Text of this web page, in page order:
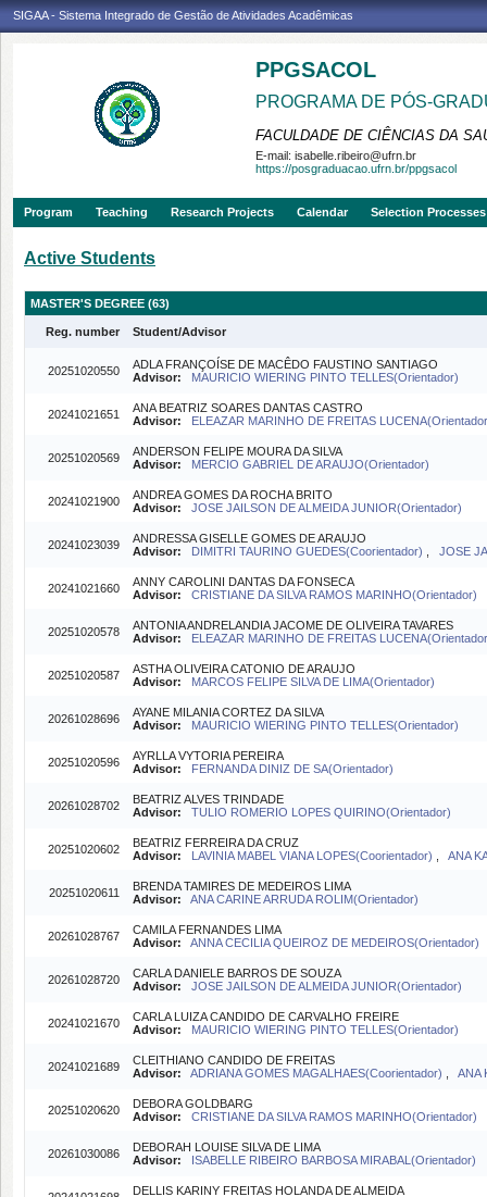
SIGAA - Sistema Integrado de Gestão de Atividades Acadêmicas
PPGSACOL
PROGRAMA DE PÓS-
FACULDADE DE CIÊNCIAS DA
E-mail: isabelle.ribeiro@ufrn.br
https://posgraduacao.ufrn.br/ppgsacol
Program Teaching Research Projects Calendar Selection Processes
Active Students
MASTER'S DEGREE (63)
Reg. number Student/Advisor
20251020550
ADLA FRANÇOÍSE DE MACÊDO FAUSTINO SANTIAGO
Advisor:
MAURICIO WIERING PINTO TELLES(Orientador)
20241021651
ANA BEATRIZ SOARES DANTAS CASTRO
Advisor:
ELEAZAR MARINHO DE FREITAS
20251020569
ANDERSON FELIPE MOURA DA SILVA
Advisor:
MERCIO GABRIEL DE ARAUJO(Orientador)
20241021900
ANDREA GOMES DA ROCHA BRITO
Advisor:
JOSE JAILSON DE ALMEIDA JUNIOR(Orientador)
20241023039
ANDRESSA GISELLE GOMES DE ARAUJO
Advisor:
DIMITRI TAURINO GUEDES(Coorientador) JOSE
20241021660
ANNY CAROLINI DANTAS DA FONSECA
Advisor:
CRISTIANE DA SILVA RAMOS MARINHO(Orientador)
20251020578
ANTONIA ANDRELANDIA JACOME DE OLIVEIRA TAVARES
Advisor:
ELEAZAR MARINHO DE FREITAS
20251020587
ASTHA OLIVEIRA CATONIO DE ARAUJO
Advisor:
MARCOS FELIPE SILVA DE LIMA(Orientador)
20261028696
AYANE MILANIA CORTEZ DA SILVA
Advisor:
MAURICIO WIERING PINTO TELLES(Orientador)
20251020596
AYRLLA VYTORIA PEREIRA
Advisor:
FERNANDA DINIZ DE SA(Orientador)
20261028702
BEATRIZ ALVES TRINDADE
Advisor:
TULIO ROMERIO LOPES QUIRINO(Orientador)
20251020602
BEATRIZ FERREIRA DA CRUZ
Advisor:
LAVINIA MABEL VIANA LOPES(Coorientador) ANA
20251020611
BRENDA TAMIRES DE MEDEIROS LIMA
Advisor:
ANA CARINE ARRUDA ROLIM(Orientador)
20261028767
CAMILA FERNANDES LIMA
Advisor:
ANNA CECILIA QUEIROZ DE MEDEIROS(Orientador)
20261028720
CARLA DANIELE BARROS DE SOUZA
Advisor:
JOSE JAILSON DE ALMEIDA JUNIOR(Orientador)
20241021670
CARLA LUIZA CANDIDO DE CARVALHO FREIRE
Advisor:
MAURICIO WIERING PINTO TELLES(Orientador)
20241021689
CLEITHIANO CANDIDO DE FREITAS
Advisor:
ADRIANA GOMES MAGALHAES(Coorientador) ANA
20251020620
DEBORA GOLDBARG
Advisor:
CRISTIANE DA SILVA RAMOS MARINHO(Orientador)
20261030086
DEBORAH LOUISE SILVA DE LIMA
Advisor:
ISABELLE RIBEIRO BARBOSA MIRABAL(Orientador)
DELLIS KARINY FREITAS HOLANDA DE ALMEIDA